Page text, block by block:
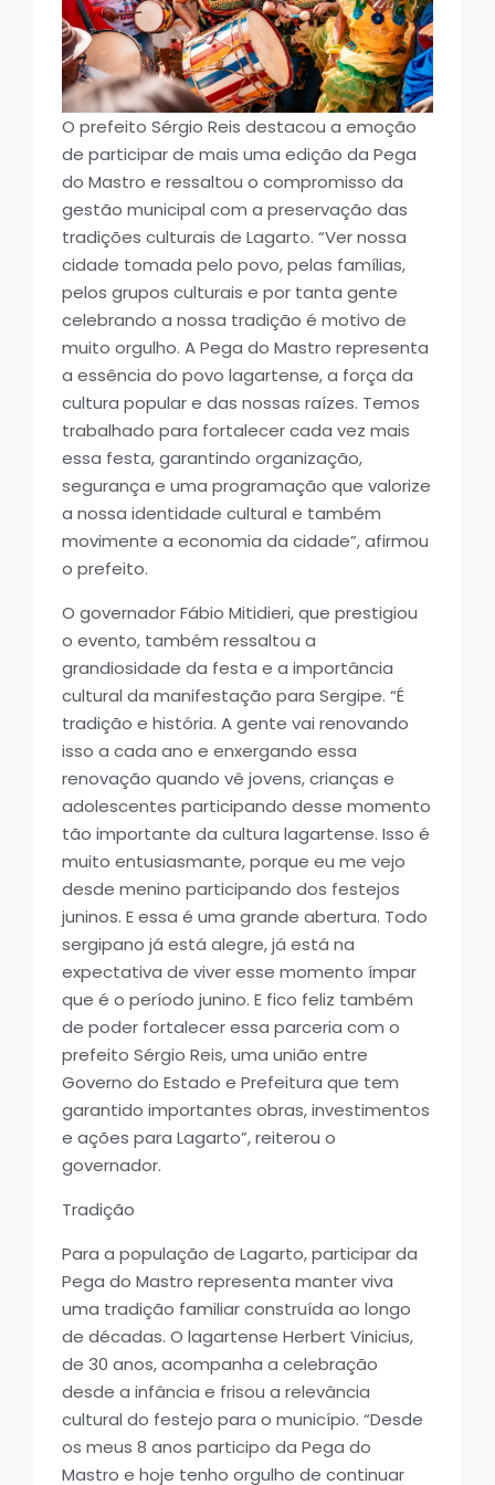
O prefeito Sérgio Reis destacou a emoção
de participar de mais uma edição da Pega
do Mastro e ressaltou o compromisso da
gestão municipal com a preservação das
tradições culturais de Lagarto. “Ver nossa
cidade tomada pelo povo, pelas famílias,
pelos grupos culturais e por tanta gente
celebrando a nossa tradição é motivo de
muito orgulho. A Pega do Mastro representa
a essência do povo lagartense, a força da
cultura popular e das nossas raízes. Temos
trabalhado para fortalecer cada vez mais
essa festa, garantindo organização,
segurança e uma programação que valorize
a nossa identidade cultural e também
movimente a economia da cidade”, afirmou
o prefeito.
O governador Fábio Mitidieri, que prestigiou
o evento, também ressaltou a
grandiosidade da festa e a importância
cultural da manifestação para Sergipe. “É
tradição e história. A gente vai renovando
isso a cada ano e enxergando essa
renovação quando vê jovens, crianças e
adolescentes participando desse momento
tão importante da cultura lagartense. Isso é
muito entusiasmante, porque eu me vejo
desde menino participando dos festejos
juninos. E essa é uma grande abertura. Todo
sergipano já está alegre, já está na
expectativa de viver esse momento ímpar
que é o período junino. E fico feliz também
de poder fortalecer essa parceria com o
prefeito Sérgio Reis, uma união entre
Governo do Estado e Prefeitura que tem
garantido importantes obras, investimentos
e ações para Lagarto”, reiterou o
governador.
Tradição
Para a população de Lagarto, participar da
Pega do Mastro representa manter viva
uma tradição familiar construída ao longo
de décadas. O lagartense Herbert Vinicius,
de 30 anos, acompanha a celebração
desde a infância e frisou a relevância
cultural do festejo para o município. “Desde
os meus 8 anos participo da Pega do
Mastro e hoje tenho orgulho de continuar